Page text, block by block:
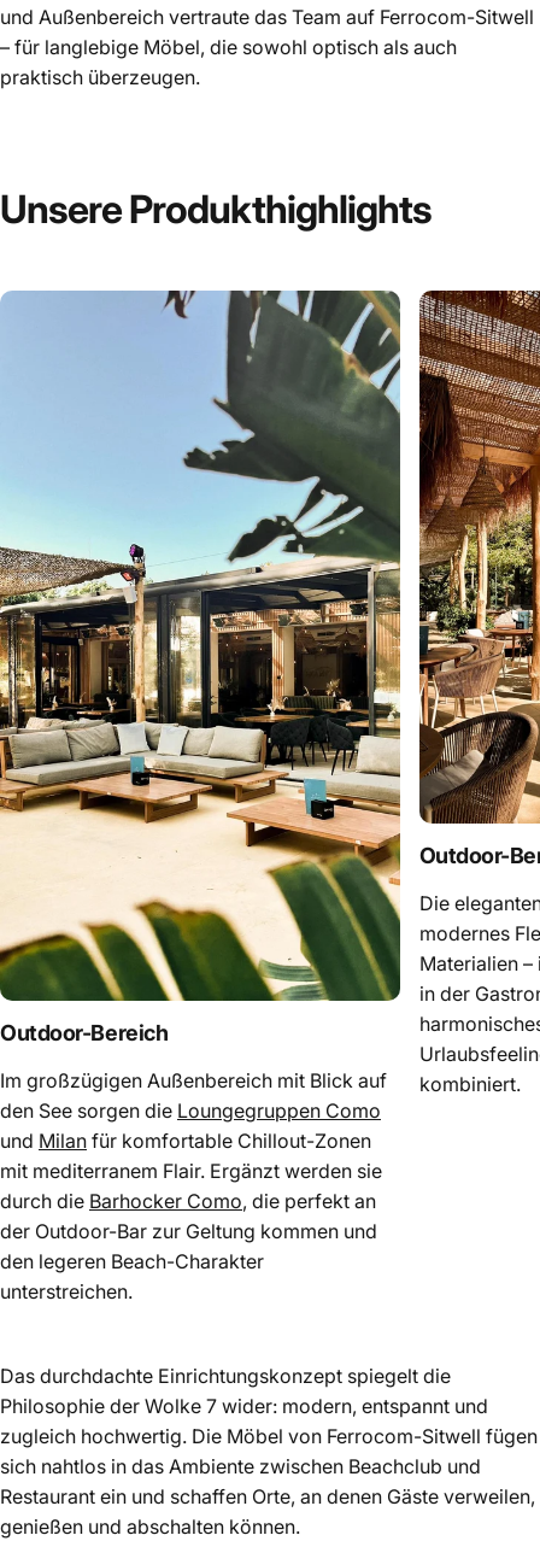
und Außenbereich vertraute das Team auf Ferrocom-Sitwell
– für langlebige Möbel, die sowohl optisch als auch
praktisch überzeugen.
UnsereProdukthighlights
Outdoor-Bereich
Im großzügigen Außenbereich mit Blick auf
den See sorgen die Loungegruppen Como
und Milan für komfortable Chillout-Zonen
mit mediterranem Flair. Ergänzt werden sie
durch die Barhocker Como, die perfekt an
der Outdoor-Bar zur Geltung kommen und
den legeren Beach-Charakter
unterstreichen.
Outdoor-
Die
modernes
Materialien
in der
kombiniert.
Das durchdachte Einrichtungskonzept spiegelt die
Philosophie der Wolke 7 wider: modern, entspannt und
zugleich hochwertig. Die Möbel von Ferrocom-Sitwell fügen
sich nahtlos in das Ambiente zwischen Beachclub und
Restaurant ein und schaffen Orte, an denen Gäste verweilen,
genießen und abschalten können.